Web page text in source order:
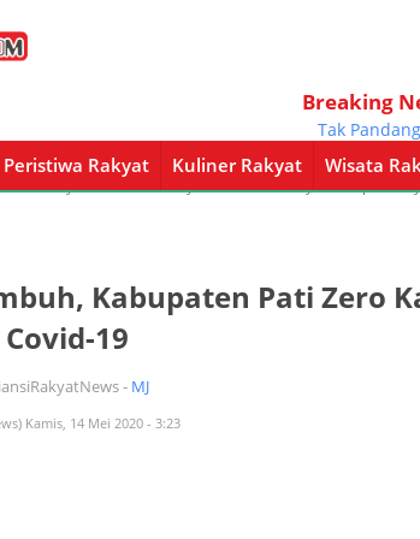
Breaking
Tak Pandang
Peristiwa Rakyat Kuliner Rakyat Wisata
Rakyat Kuliner Rakyat Wisata Rakyat Opini
Kabupaten Pati Zero
Covid-19
- MJ
Kamis, 14 Mei 2020 - 3:23